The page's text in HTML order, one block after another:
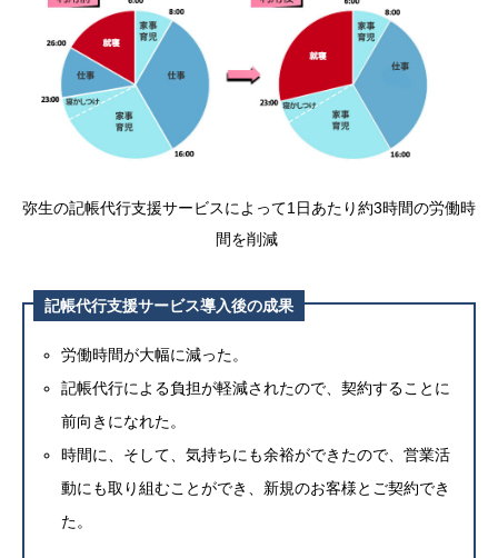
弥生の記帳代行支援サービスによって1日あたり約3時間の労働時
間を削減
記帳代行支援サービス導入後の成果
労働時間が大幅に減った。
記帳代行による負担が軽減されたので、契約することに
前向きになれた。
時間に、そして、気持ちにも余裕ができたので、営業活
動にも取り組むことができ、新規のお客様とご契約でき
た。